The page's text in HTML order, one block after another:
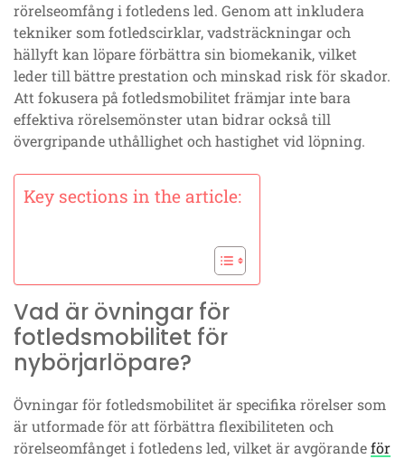
rörelseomfång i fotledens led. Genom att inkludera
tekniker som fotledscirklar, vadsträckningar och
hällyft kan löpare förbättra sin biomekanik, vilket
leder till bättre prestation och minskad risk för skador.
Att fokusera på fotledsmobilitet främjar inte bara
effektiva rörelsemönster utan bidrar också till
övergripande uthållighet och hastighet vid löpning.
Key sections in the article:
Vad är övningar för
fotledsmobilitet för
nybörjarlöpare?
Övningar för fotledsmobilitet är specifika rörelser som
är utformade för att förbättra flexibiliteten och
rörelseomfånget i fotledens led, vilket är avgörandeför